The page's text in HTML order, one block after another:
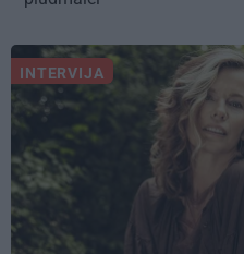
INTERVIJA